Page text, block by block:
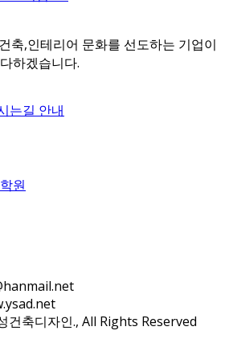
축,인테리어 문화를 선도하는 기업이
하겠습니다.
는길 안내
원
축디자인., All Rights Reserved